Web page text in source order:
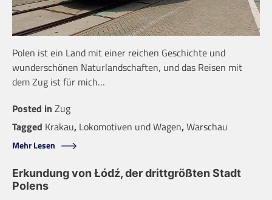
Polen ist ein Land mit einer reichen Geschichte und
wunderschönen Naturlandschaften, und das Reisen mit
dem Zug ist für mich…
Posted in Zug
Tagged Krakau, Lokomotiven und Wagen,Warschau
Mehr Lesen
Erkundung von Łódź, der drittgrößten Stadt
Polens